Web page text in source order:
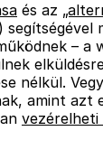
és az
– a
nélkül.
amint azt